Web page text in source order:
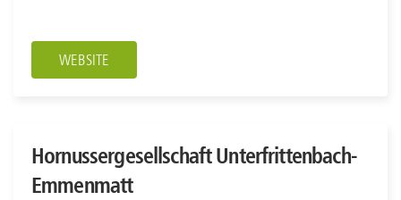
WEBSITE
Hornussergesellschaft Unterfrittenbach-
Emmenmatt